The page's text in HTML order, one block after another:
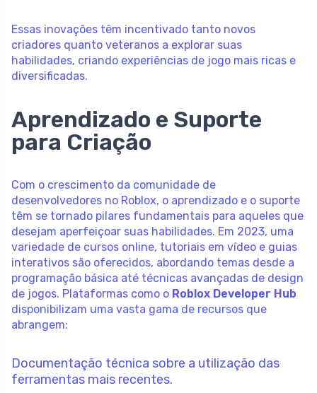
Essas inovações têm incentivado tanto novos
criadores quanto veteranos a explorar suas
habilidades, criando experiências de jogo mais ricas e
diversificadas.
Aprendizado e Suporte
para Criação
Com o crescimento da comunidade de
desenvolvedores no Roblox, o aprendizado e o suporte
têm se tornado pilares fundamentais para aqueles que
desejam aperfeiçoar suas habilidades. Em 2023, uma
variedade de cursos online, tutoriais em vídeo e guias
interativos são oferecidos, abordando temas desde a
programação básica até técnicas avançadas de design
de jogos. Plataformas como o Roblox Developer Hub
disponibilizam uma vasta gama de recursos que
abrangem:
Documentação técnica sobre a utilização das
ferramentas mais recentes.